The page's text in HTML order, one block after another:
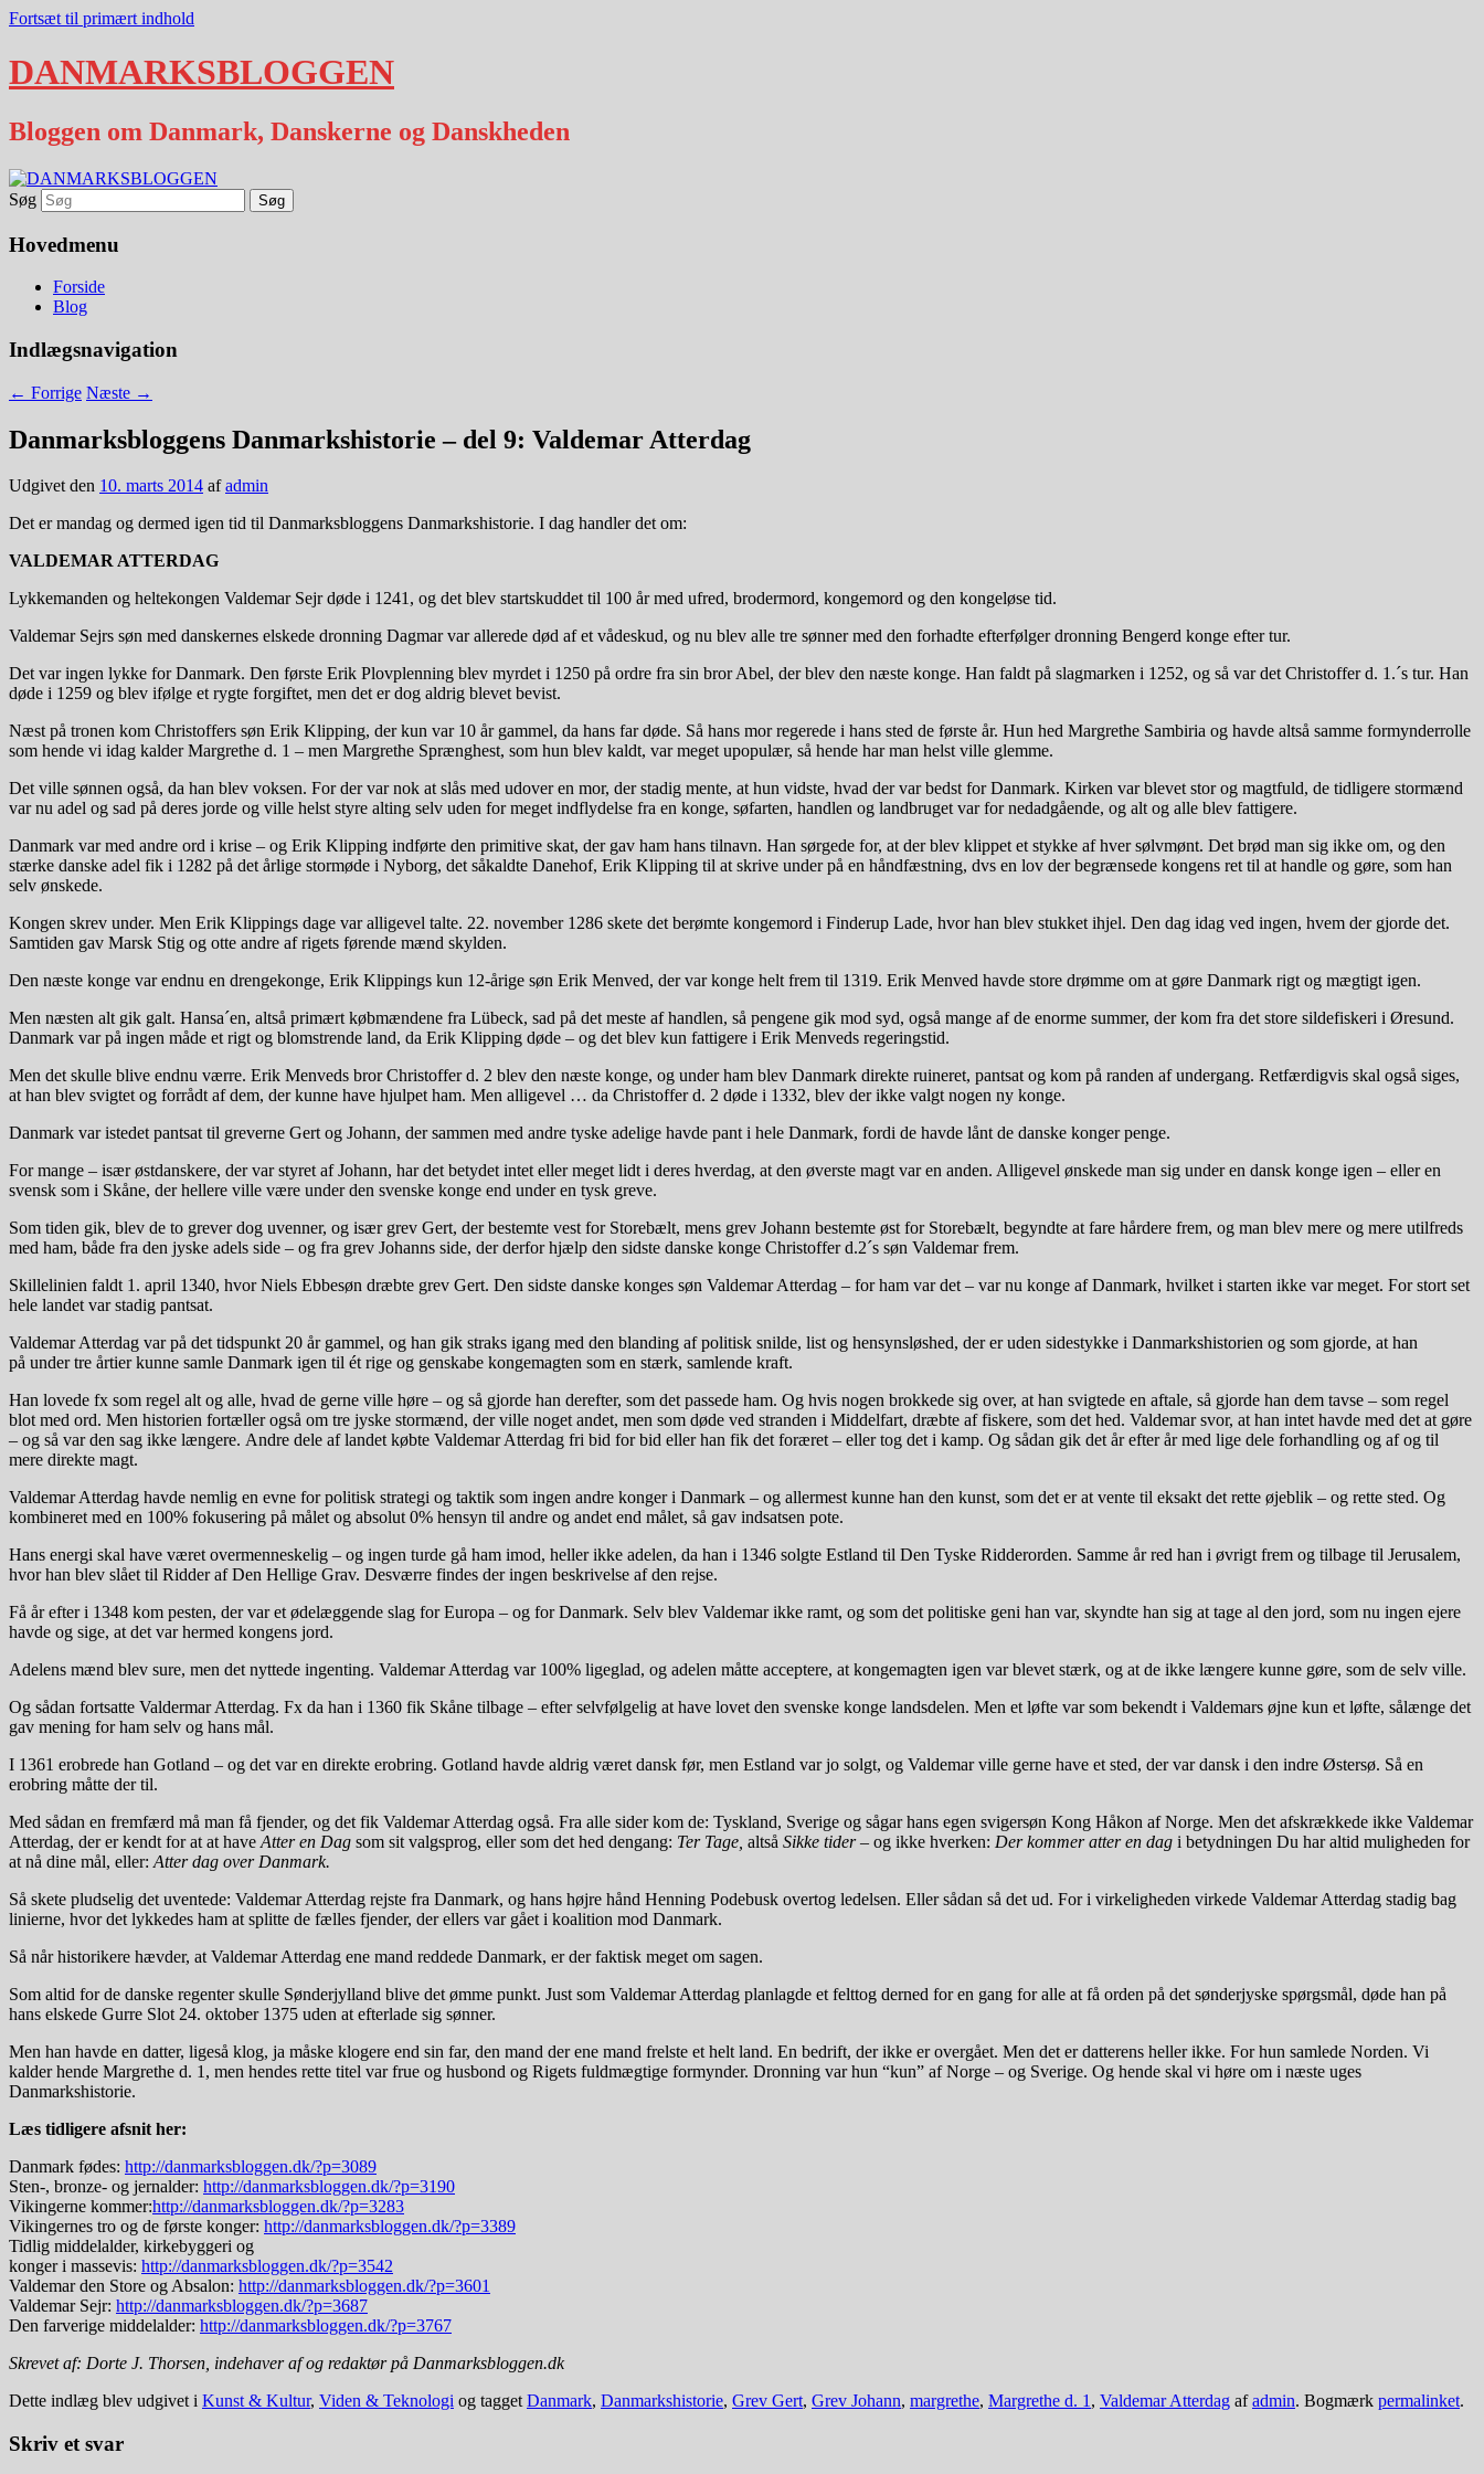
Fortsæt til primært indhold
DANMARKSBLOGGEN
Bloggen om Danmark, Danskerne og Danskheden
Søg
Hovedmenu
Forside
Blog
Indlægsnavigation
← Forrige Næste →
Danmarksbloggens Danmarkshistorie – del 9: Valdemar Atterdag
Udgivet den 10. marts 2014 afadmin
Det er mandag og dermed igen tid til Danmarksbloggens Danmarkshistorie. I dag handler det om:
VALDEMAR ATTERDAG
Lykkemanden og heltekongen Valdemar Sejr døde i 1241, og det blev startskuddet til 100 år med ufred, brodermord, kongemord og den kongeløse tid.
Valdemar Sejrs søn med danskernes elskede dronning Dagmar var allerede død af et vådeskud, og nu blev alle tre sønner med den forhadte efterfølger dronning Bengerd konge efter tur.
Det var ingen lykke for Danmark. Den første Erik Plovplenning blev myrdet i 1250 på ordre fra sin bror Abel, der blev den næste konge. Han faldt på slagmarken i 1252, og så var det Christoffer d. 1.´s tur. Han
døde i 1259 og blev ifølge et rygte forgiftet, men det er dog aldrig blevet bevist.
Næst på tronen kom Christoffers søn Erik Klipping, der kun var 10 år gammel, da hans far døde. Så hans mor regerede i hans sted de første år. Hun hed Margrethe Sambiria og havde altså samme formynderrolle
som hende vi idag kalder Margrethe d. 1 – men Margrethe Sprænghest, som hun blev kaldt, var meget upopulær, så hende har man helst ville glemme.
Det ville sønnen også, da han blev voksen. For der var nok at slås med udover en mor, der stadig mente, at hun vidste, hvad der var bedst for Danmark. Kirken var blevet stor og magtfuld, de tidligere stormænd
var nu adel og sad på deres jorde og ville helst styre alting selv uden for meget indflydelse fra en konge, søfarten, handlen og landbruget var for nedadgående, og alt og alle blev fattigere.
Danmark var med andre ord i krise – og Erik Klipping indførte den primitive skat, der gav ham hans tilnavn. Han sørgede for, at der blev klippet et stykke af hver sølvmønt. Det brød man sig ikke om, og den
stærke danske adel fik i 1282 på det årlige stormøde i Nyborg, det såkaldte Danehof, Erik Klipping til at skrive under på en håndfæstning, dvs en lov der begrænsede kongens ret til at handle og gøre, som han
selv ønskede.
Kongen skrev under. Men Erik Klippings dage var alligevel talte. 22. november 1286 skete det berømte kongemord i Finderup Lade, hvor han blev stukket ihjel. Den dag idag ved ingen, hvem der gjorde det.
Samtiden gav Marsk Stig og otte andre af rigets førende mænd skylden.
Den næste konge var endnu en drengekonge, Erik Klippings kun 12-årige søn Erik Menved, der var konge helt frem til 1319. Erik Menved havde store drømme om at gøre Danmark rigt og mægtigt igen.
Men næsten alt gik galt. Hansa´en, altså primært købmændene fra Lübeck, sad på det meste af handlen, så pengene gik mod syd, også mange af de enorme summer, der kom fra det store sildefiskeri i Øresund.
Danmark var på ingen måde et rigt og blomstrende land, da Erik Klipping døde – og det blev kun fattigere i Erik Menveds regeringstid.
Men det skulle blive endnu værre. Erik Menveds bror Christoffer d. 2 blev den næste konge, og under ham blev Danmark direkte ruineret, pantsat og kom på randen af undergang. Retfærdigvis skal også siges,
at han blev svigtet og forrådt af dem, der kunne have hjulpet ham. Men alligevel … da Christoffer d. 2 døde i 1332, blev der ikke valgt nogen ny konge.
Danmark var istedet pantsat til greverne Gert og Johann, der sammen med andre tyske adelige havde pant i hele Danmark, fordi de havde lånt de danske konger penge.
For mange – især østdanskere, der var styret af Johann, har det betydet intet eller meget lidt i deres hverdag, at den øverste magt var en anden. Alligevel ønskede man sig under en dansk konge igen – eller en
svensk som i Skåne, der hellere ville være under den svenske konge end under en tysk greve.
Som tiden gik, blev de to grever dog uvenner, og især grev Gert, der bestemte vest for Storebælt, mens grev Johann bestemte øst for Storebælt, begyndte at fare hårdere frem, og man blev mere og mere utilfreds
med ham, både fra den jyske adels side – og fra grev Johanns side, der derfor hjælp den sidste danske konge Christoffer d.2´s søn Valdemar frem.
Skillelinien faldt 1. april 1340, hvor Niels Ebbesøn dræbte grev Gert. Den sidste danske konges søn Valdemar Atterdag – for ham var det – var nu konge af Danmark, hvilket i starten ikke var meget. For stort set
hele landet var stadig pantsat.
Valdemar Atterdag var på det tidspunkt 20 år gammel, og han gik straks igang med den blanding af politisk snilde, list og hensynsløshed, der er uden sidestykke i Danmarkshistorien og som gjorde, at han
på under tre årtier kunne samle Danmark igen til ét rige og genskabe kongemagten som en stærk, samlende kraft.
Han lovede fx som regel alt og alle, hvad de gerne ville høre – og så gjorde han derefter, som det passede ham. Og hvis nogen brokkede sig over, at han svigtede en aftale, så gjorde han dem tavse – som regel
blot med ord. Men historien fortæller også om tre jyske stormænd, der ville noget andet, men som døde ved stranden i Middelfart, dræbte af fiskere, som det hed. Valdemar svor, at han intet havde med det at gøre
– og så var den sag ikke længere. Andre dele af landet købte Valdemar Atterdag fri bid for bid eller han fik det foræret – eller tog det i kamp. Og sådan gik det år efter år med lige dele forhandling og af og til
mere direkte magt.
Valdemar Atterdag havde nemlig en evne for politisk strategi og taktik som ingen andre konger i Danmark – og allermest kunne han den kunst, som det er at vente til eksakt det rette øjeblik – og rette sted. Og
kombineret med en 100% fokusering på målet og absolut 0% hensyn til andre og andet end målet, så gav indsatsen pote.
Hans energi skal have været overmenneskelig – og ingen turde gå ham imod, heller ikke adelen, da han i 1346 solgte Estland til Den Tyske Ridderorden. Samme år red han i øvrigt frem og tilbage til Jerusalem,
hvor han blev slået til Ridder af Den Hellige Grav. Desværre findes der ingen beskrivelse af den rejse.
Få år efter i 1348 kom pesten, der var et ødelæggende slag for Europa – og for Danmark. Selv blev Valdemar ikke ramt, og som det politiske geni han var, skyndte han sig at tage al den jord, som nu ingen ejere
havde og sige, at det var hermed kongens jord.
Adelens mænd blev sure, men det nyttede ingenting. Valdemar Atterdag var 100% ligeglad, og adelen måtte acceptere, at kongemagten igen var blevet stærk, og at de ikke længere kunne gøre, som de selv ville.
Og sådan fortsatte Valdermar Atterdag. Fx da han i 1360 fik Skåne tilbage – efter selvfølgelig at have lovet den svenske konge landsdelen. Men et løfte var som bekendt i Valdemars øjne kun et løfte, sålænge det
gav mening for ham selv og hans mål.
I 1361 erobrede han Gotland – og det var en direkte erobring. Gotland havde aldrig været dansk før, men Estland var jo solgt, og Valdemar ville gerne have et sted, der var dansk i den indre Østersø. Så en
erobring måtte der til.
Med sådan en fremfærd må man få fjender, og det fik Valdemar Atterdag også. Fra alle sider kom de: Tyskland, Sverige og sågar hans egen svigersøn Kong Håkon af Norge. Men det afskrækkede ikke Valdemar
Atterdag, der er kendt for at at haveAtter en Dag som sit valgsprog, eller som det hed dengang: Ter Tage, altså Sikke tider– og ikke hverken: Der kommer atter en dag i betydningen Du har altid muligheden for
at nå dine mål, eller:Atter dag over Danmark.
Så skete pludselig det uventede: Valdemar Atterdag rejste fra Danmark, og hans højre hånd Henning Podebusk overtog ledelsen. Eller sådan så det ud. For i virkeligheden virkede Valdemar Atterdag stadig bag
linierne, hvor det lykkedes ham at splitte de fælles fjender, der ellers var gået i koalition mod Danmark.
Så når historikere hævder, at Valdemar Atterdag ene mand reddede Danmark, er der faktisk meget om sagen.
Som altid for de danske regenter skulle Sønderjylland blive det ømme punkt. Just som Valdemar Atterdag planlagde et felttog derned for en gang for alle at få orden på det sønderjyske spørgsmål, døde han på
hans elskede Gurre Slot 24. oktober 1375 uden at efterlade sig sønner.
Men han havde en datter, ligeså klog, ja måske klogere end sin far, den mand der ene mand frelste et helt land. En bedrift, der ikke er overgået. Men det er datterens heller ikke. For hun samlede Norden. Vi
kalder hende Margrethe d. 1, men hendes rette titel var frue og husbond og Rigets fuldmægtige formynder. Dronning var hun “kun” af Norge – og Sverige. Og hende skal vi høre om i næste uges
Danmarkshistorie.
Læs tidligere afsnit her:
Danmark fødes: http://danmarksbloggen.dk/?p=3089
Sten-, bronze- og jernalder: http://danmarksbloggen.dk/?p=3190
Vikingerne kommer:http://danmarksbloggen.dk/?p=3283
Vikingernes tro og de første konger: http://danmarksbloggen.dk/?p=3389
Tidlig middelalder, kirkebyggeri og
konger i massevis: http://danmarksbloggen.dk/?p=3542
Valdemar den Store og Absalon: http://danmarksbloggen.dk/?p=3601
Valdemar Sejr: http://danmarksbloggen.dk/?p=3687
Den farverige middelalder: http://danmarksbloggen.dk/?p=3767
Skrevet af: Dorte J. Thorsen, indehaver af og redaktør på Danmarksbloggen.dk
Dette indlæg blev udgivet i Kunst & Kultur, Viden & Teknologi og taggetDanmark, Danmarkshistorie, Grev Gert, Grev Johann, margrethe, Margrethe d. 1, Valdemar Atterdag afadmin. Bogmærk permalinket.
Skriv et svar